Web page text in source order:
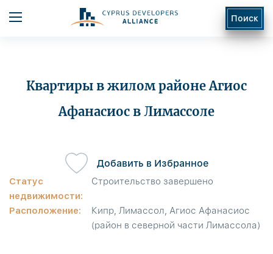
Поиск
Квартиры в жилом районе Агиос
Афанасиос в Лимассоле
Статус
недвижимости:
Строительство завершено
Расположение:
Кипр, Лимассол, Агиос Афанасиос
(район в северной части Лимассола)
Добавить в Избранное